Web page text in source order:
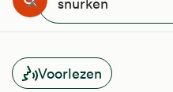
Annuleren
Zoeken
Wissen
Voorlezen